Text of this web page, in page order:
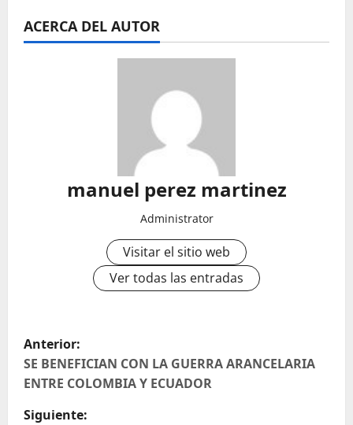
ACERCA DEL AUTOR
manuel perez martinez
Administrator
Visitar el sitio web
Ver todas las entradas
N
a
v
Anterior:
SE BENEFICIAN CON LA GUERRA ARANCELARIA
ENTRE COLOMBIA Y ECUADOR
Siguiente: